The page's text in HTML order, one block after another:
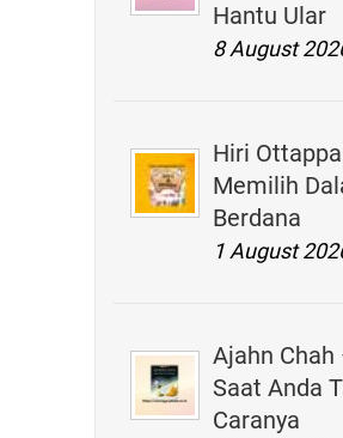
Hantu Ular
8 August
Hiri
Memilih
Berdana
1 August
Ajahn Chah
Saat Anda
Caranya